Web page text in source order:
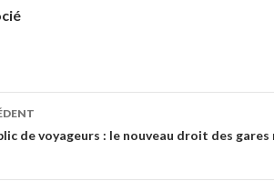
de voyageurs : le nouveau droit des